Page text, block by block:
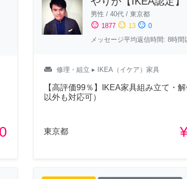
男性 / 40代/ 東京都
sentiment_satisfied 1877 sentiment_neutral 13 sentiment_dissatisfied 0
メッセージ平均返信時間: 8時間
weekend 修理・組立 ▸ IKEA（イケア）家具
【高評価99％】IKEA家具組み立て・
以外も対応可）
東京都